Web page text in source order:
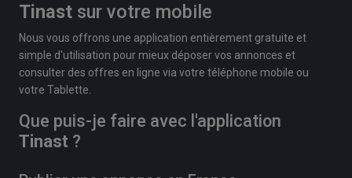
Tinast sur votre mobile
Nous vous offrons une application entièrement gratuite et
simple d'utilisation pour mieux déposer vos annonces et
consulter des offres en ligne via votre téléphone mobile ou
votre Tablette.
Que puis-je faire avec l'application
Tinast ?